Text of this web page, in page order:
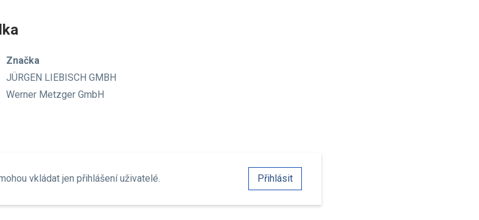
Značka
JÜRGEN LIEBISCH GMBH
Werner Metzger GmbH
vkládat jen přihlášení uživatelé. Přihlásit